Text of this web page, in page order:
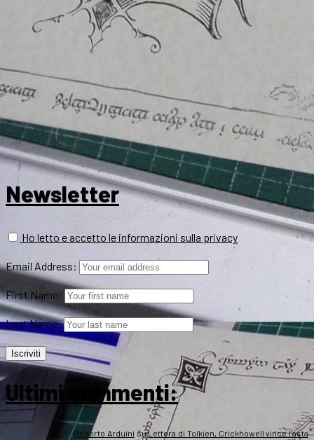
Newsletter
Ho letto e accetto le informazioni sulla privacy
Email Address:
First Name:
Last Name:
Ultimi commenti:
Roberto Arduini suLettera di Tolkien, Crickhowell vince l’asta